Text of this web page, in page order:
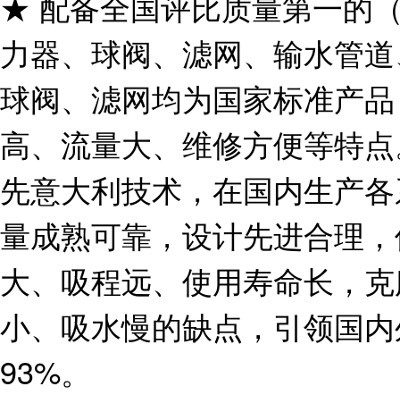
力器、球阀、滤网、输水管
球阀、滤网均为国家标准产
高、流量大、维修方便等特
先意大利技术，在国内生产
量成熟可靠，设计先进合理
大、吸程远、使用寿命长，
小、吸水慢的缺点，引领国
93%。